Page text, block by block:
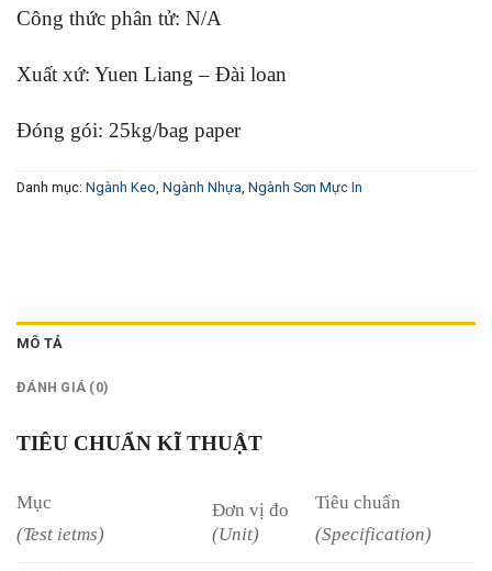
Công thức phân tử: N/A
Xuất xứ: Yuen Liang – Đài loan
Đóng gói: 25kg/bag paper
Danh mục: Ngành Keo Ngành Nhựa Ngành Sơn Mực In
MÔ TẢ
ĐÁNH GIÁ (0)
TIÊU CHUẨN KĨ THUẬT
Mục
(Test ietms)
Đơn vị đo
(Unit)
Tiêu chuẩn
(Specification)